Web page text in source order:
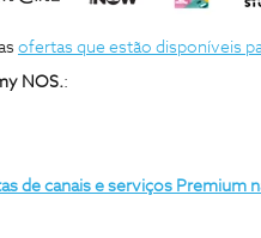
ofertas que estão disponíveis
NOS.:
de canais e serviços Premium